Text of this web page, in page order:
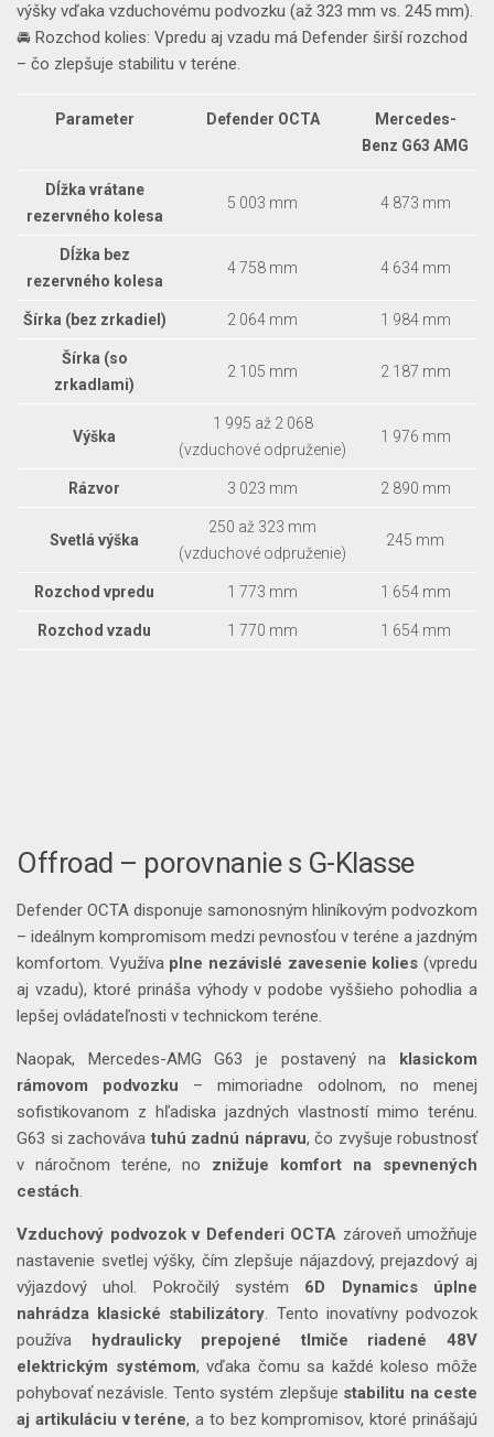
výšky vďaka vzduchovému podvozku (až 323 mm vs. 245 mm).
🚘 Rozchod kolies: Vpredu aj vzadu má Defender širší rozchod
– čo zlepšuje stabilitu v teréne.
Parameter Defender OCTA
Mercedes-
Benz G63 AMG
Dĺžka vrátane
rezervného kolesa
5 003 mm 4 873 mm
Dĺžka bez
rezervného kolesa
4 758 mm 4 634 mm
Šírka (bez zrkadiel) 2 064 mm 1 984 mm
Šírka (so
zrkadlami)
2 105 mm 2 187 mm
Výška
1 995 až 2 068
(vzduchové odpruženie)
1 976 mm
Rázvor 3 023 mm 2 890 mm
Svetlá výška
250 až 323 mm
(vzduchové odpruženie)
245 mm
Rozchod vpredu 1 773 mm 1 654 mm
Rozchod vzadu 1 770 mm 1 654 mm
Offroad – porovnanie s G-Klasse
Defender OCTA disponuje samonosným hliníkovým podvozkom
– ideálnym kompromisom medzi pevnosťou v teréne a jazdným
komfortom. Využíva plne nezávislé zavesenie kolies (vpredu
aj vzadu), ktoré prináša výhody v podobe vyššieho pohodlia a
lepšej ovládateľnosti v technickom teréne.
Naopak, Mercedes-AMG G63 je postavený na klasickom
rámovom podvozku – mimoriadne odolnom, no menej
sofistikovanom z hľadiska jazdných vlastností mimo terénu.
G63 si zachováva tuhú zadnú nápravu, čo zvyšuje robustnosť
v náročnom teréne, no znižuje komfort na spevnených
cestách.
Vzduchový podvozok v Defenderi OCTA zároveň umožňuje
nastavenie svetlej výšky, čím zlepšuje nájazdový, prejazdový aj
výjazdový uhol. Pokročilý systém 6D Dynamics
úplne
nahrádza klasické stabilizátory. Tento inovatívny podvozok
používa
hydraulicky prepojené tlmiče riadené 48V
elektrickým systémom, vďaka čomu sa každé koleso môže
pohybovať nezávisle. Tento systém zlepšuje stabilitu na ceste
aj artikuláciu v teréne, a to bez kompromisov, ktoré prinášajú